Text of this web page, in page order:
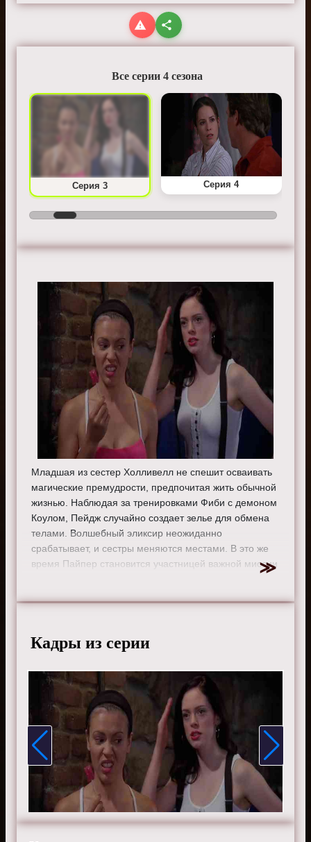
Все серии 4 сезона
Серия 3 Серия 4
Младшая из сестер Холливелл не спешит осваивать
магические премудрости, предпочитая жить обычной
жизнью. Наблюдая за тренировками Фиби с демоном
Коулом, Пейдж случайно создает зелье для обмена
телами. Волшебный эликсир неожиданно
срабатывает, и сестры меняются местами. В это же
время Пайпер становится участницей важной миссии
Милано, Роуз Макгоуэн, Дориан Грегори, Тед Кинг, Грег
Макмэхон, Дрю Фуллер, Керр Смит, Кейли Куоко,,
Марнетт Пэттерсон, Виктор Вебстер, Иван Сергей,
Финола Хьюз, Дженнифер Родс, Ребекка Болдинг, Эрик
Дейн, Уэсли Рэмси и Джения Лано.
Смотрите онлайн 4 сезон 3 серию «Зачарованные
»
бесплатно в хорошем HD качестве, на телефоне,
планшете, пк или телевизоре на сайте charmed-film.ru.
Кадры из серии